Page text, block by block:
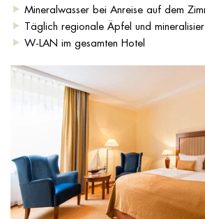
Mineralwasser bei Anreise auf dem
Täglich regionale Äpfel und
W-LAN im gesamten Hotel